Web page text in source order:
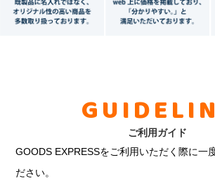
ご利用ガイド
GOODS EXPRESSをご利用いただく際に一
ださい。